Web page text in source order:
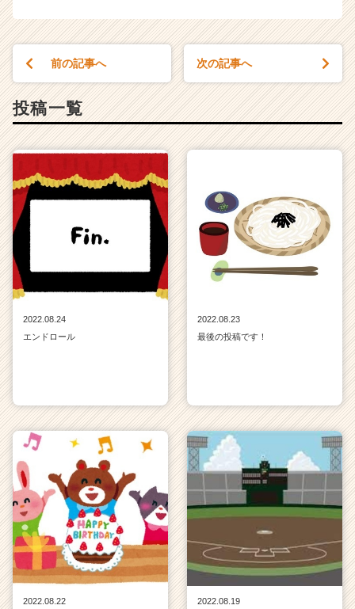
C
r）
前の記事へ 次の記事へ
投稿一覧
2022.08.24
エンドロール
2022.08.23
最後の投稿です！
2022.08.22 2022.08.19